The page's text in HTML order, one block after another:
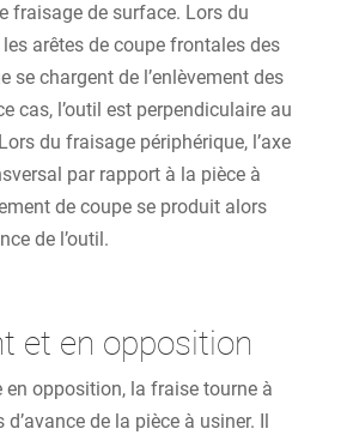
fraisage de surface. Lors du
arêtes de coupe frontales des
se chargent de l’enlèvement des
cas, l’outil est perpendiculaire au
du fraisage périphérique, l’axe
par rapport à la pièce à
de coupe se produit alors
de l’outil.
et en opposition
en opposition, la fraise tourne à
d’avance de la pièce à usiner. Il